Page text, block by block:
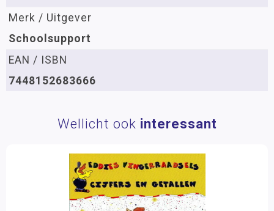
Merk / Uitgever
Schoolsupport
EAN / ISBN
7448152683666
Wellicht ook interessant